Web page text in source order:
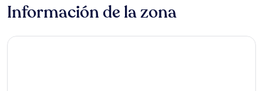
Información de la zona